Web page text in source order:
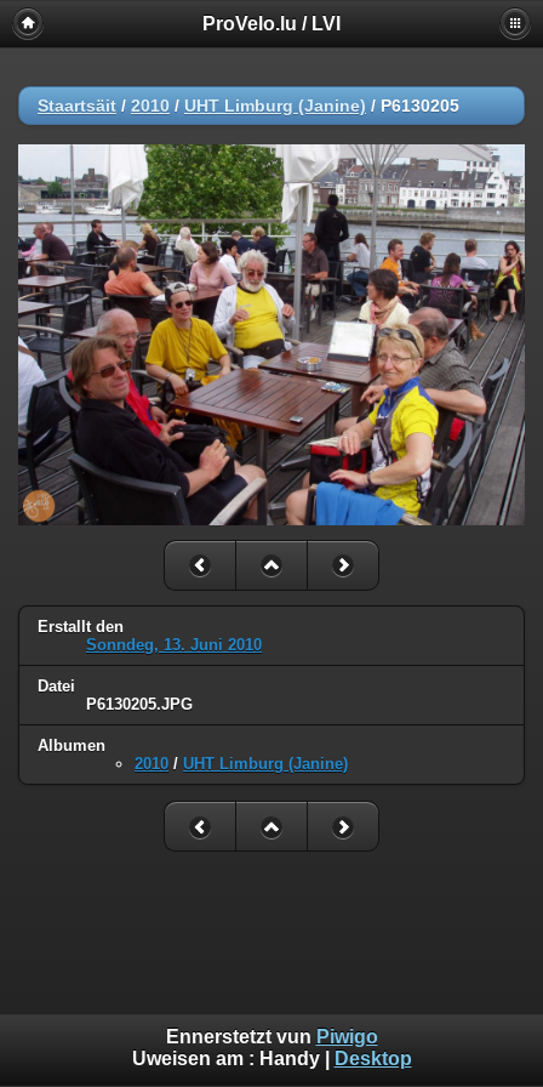
ProVelo.lu / LVI
Staartsäit / 2010 / UHT Limburg (Janine) / P6130205
Erstallt den
Sonndeg, 13. Juni 2010
Datei
P6130205.JPG
Albumen
2010 / UHT Limburg (Janine)
Ennerstetzt vun Piwigo
Uweisen am : Handy| Desktop